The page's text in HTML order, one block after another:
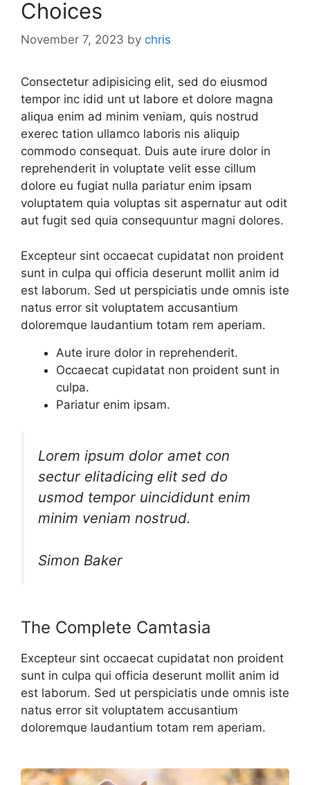
Choices
November 7, 2023 by chris
Consectetur adipisicing elit, sed do eiusmod
tempor inc idid unt ut labore et dolore magna
aliqua enim ad minim veniam, quis nostrud
exerec tation ullamco laboris nis aliquip
commodo consequat. Duis aute irure dolor in
reprehenderit in voluptate velit esse cillum
dolore eu fugiat nulla pariatur enim ipsam
voluptatem quia voluptas sit aspernatur aut odit
aut fugit sed quia consequuntur magni dolores.
Excepteur sint occaecat cupidatat non proident
sunt in culpa qui officia deserunt mollit anim id
est laborum. Sed ut perspiciatis unde omnis iste
natus error sit voluptatem accusantium
doloremque laudantium totam rem aperiam.
Aute irure dolor in reprehenderit.
Occaecat cupidatat non proident sunt in
culpa.
Pariatur enim ipsam.
Lorem ipsum dolor amet con
sectur elitadicing elit sed do
usmod tempor uincididunt enim
minim veniam nostrud.
Simon Baker
The Complete Camtasia
Excepteur sint occaecat cupidatat non proident
sunt in culpa qui officia deserunt mollit anim id
est laborum. Sed ut perspiciatis unde omnis iste
natus error sit voluptatem accusantium
doloremque laudantium totam rem aperiam.